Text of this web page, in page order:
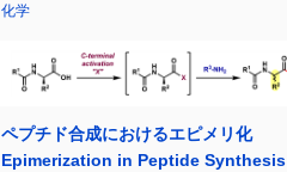
化学
ペプチド合成におけるエピメリ化
Epimerization in Peptide Synthesis